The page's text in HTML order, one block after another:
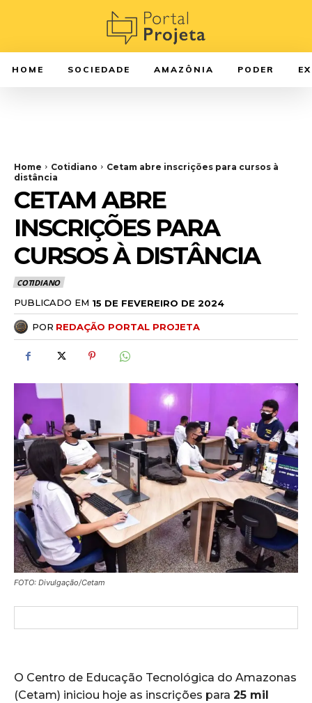
HOME SOCIEDADE AMAZÔNIA PODER
Home Cotidiano
Cetam abre inscrições para cursos à
distância
CETAM ABRE
INSCRIÇÕES PARA
CURSOS À DISTÂNCIA
COTIDIANO
PUBLICADO EM 15 DE FEVEREIRO DE 2024
POR REDAÇÃO PORTAL PROJETA
FOTO: Divulgação/Cetam
O Centro de Educação Tecnológica do Amazonas
(Cetam) iniciou hoje as inscrições para 25 mil